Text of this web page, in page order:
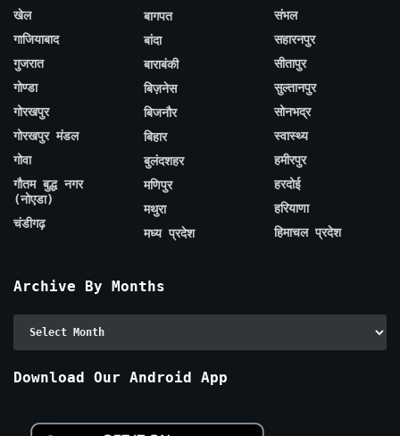
खेल
गाजियाबाद
गुजरात
गोण्डा
गोरखपुर
गोरखपुर मंडल
गोवा
गौतम बुद्ध नगर
(नोएडा)
चंडीगढ़
बागपत
बांदा
बाराबंकी
बिज़नेस
बिजनौर
बिहार
बुलंदशहर
मणिपुर
मथुरा
मध्य प्रदेश
संभल
सहारनपुर
सीतापुर
सुल्तानपुर
सोनभद्र
स्वास्थ्य
हमीरपुर
हरदोई
हरियाणा
हिमाचल प्रदेश
Archive By Months
Download Our Android App